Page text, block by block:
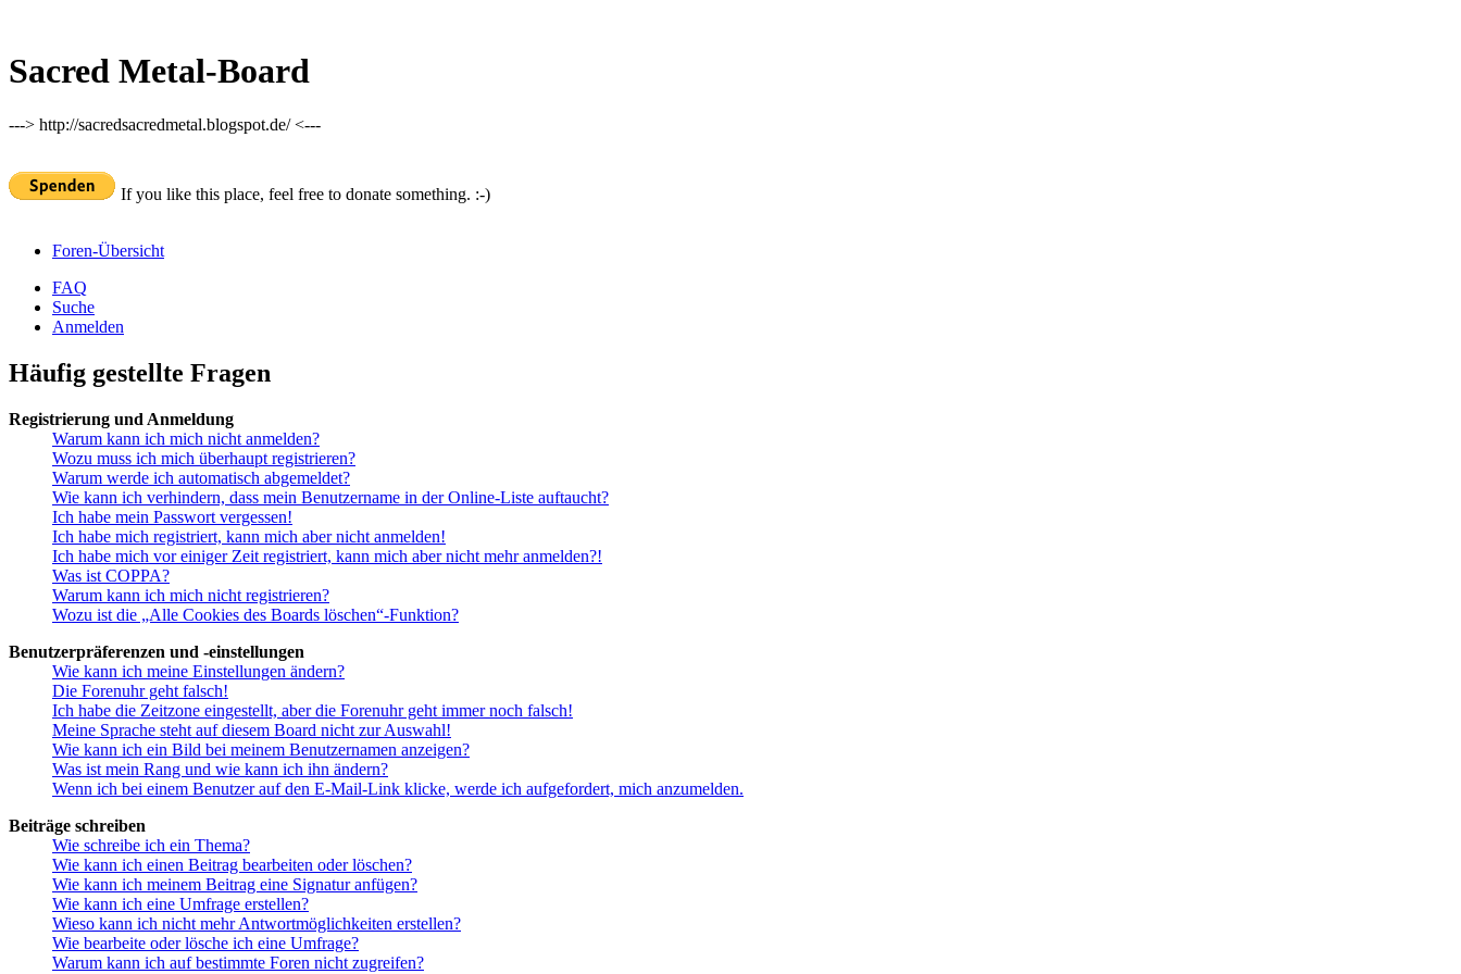
Sacred Metal-Board
---> http://sacredsacredmetal.blogspot.de/ <---
If you like this place, feel free to donate something. :-)
Foren-Übersicht
FAQ
Suche
Anmelden
Häufig gestellte Fragen
Registrierung und Anmeldung
Warum kann ich mich nicht anmelden?
Wozu muss ich mich überhaupt registrieren?
Warum werde ich automatisch abgemeldet?
Wie kann ich verhindern, dass mein Benutzername in der Online-Liste auftaucht?
Ich habe mein Passwort vergessen!
Ich habe mich registriert, kann mich aber nicht anmelden!
Ich habe mich vor einiger Zeit registriert, kann mich aber nicht mehr anmelden?!
Was ist COPPA?
Warum kann ich mich nicht registrieren?
Wozu ist die „Alle Cookies des Boards löschen“-Funktion?
Benutzerpräferenzen und -einstellungen
Wie kann ich meine Einstellungen ändern?
Die Forenuhr geht falsch!
Ich habe die Zeitzone eingestellt, aber die Forenuhr geht immer noch falsch!
Meine Sprache steht auf diesem Board nicht zur Auswahl!
Wie kann ich ein Bild bei meinem Benutzernamen anzeigen?
Was ist mein Rang und wie kann ich ihn ändern?
Wenn ich bei einem Benutzer auf den E-Mail-Link klicke, werde ich aufgefordert, mich anzumelden.
Beiträge schreiben
Wie schreibe ich ein Thema?
Wie kann ich einen Beitrag bearbeiten oder löschen?
Wie kann ich meinem Beitrag eine Signatur anfügen?
Wie kann ich eine Umfrage erstellen?
Wieso kann ich nicht mehr Antwortmöglichkeiten erstellen?
Wie bearbeite oder lösche ich eine Umfrage?
Warum kann ich auf bestimmte Foren nicht zugreifen?